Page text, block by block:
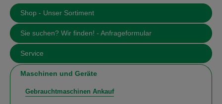
Shop - Unser Sortiment
Sie suchen? Wir finden! - Anfrageformular
Service
Maschinen und Geräte
Gebrauchtmaschinen Ankauf